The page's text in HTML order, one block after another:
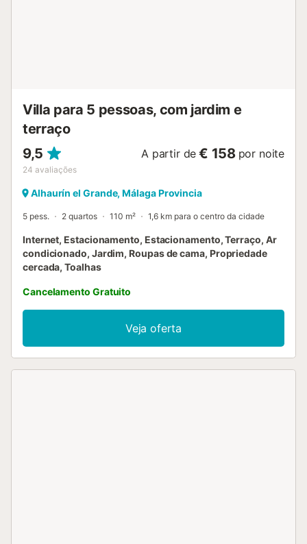
Villa para 5 pessoas, com jardim e
terraço
9,5
24 avaliações
A partir de € 158 por noite
Alhaurín el Grande, Málaga Provincia
5 pess. 2 quartos 110 m² 1,6 km para o centro da cidade
Internet, Estacionamento, Estacionamento, Terraço, Ar
condicionado, Jardim, Roupas de cama, Propriedade
cercada, Toalhas
Cancelamento Gratuito
Veja oferta